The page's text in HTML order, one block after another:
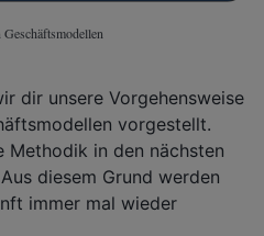
dir unsere Vorgehensweise
vorgestellt.
Methodik in den nächsten
diesem Grund werden
immer mal wieder